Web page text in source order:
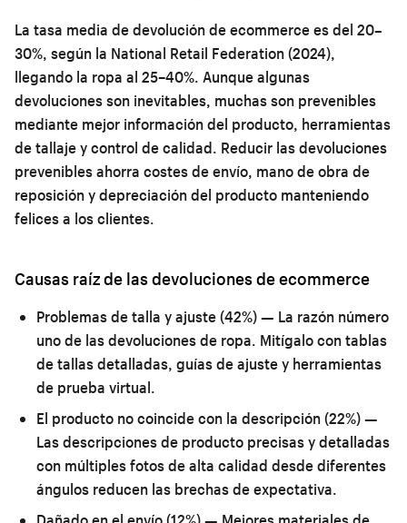
La tasa media de devolución de ecommerce es del 20–
30%, según la National Retail Federation (2024),
llegando la ropa al 25–40%. Aunque algunas
devoluciones son inevitables, muchas son prevenibles
mediante mejor información del producto, herramientas
de tallaje y control de calidad. Reducir las devoluciones
prevenibles ahorra costes de envío, mano de obra de
reposición y depreciación del producto manteniendo
felices a los clientes.
Causas raíz de las devoluciones de ecommerce
Problemas de talla y ajuste (42%)— La razón número
uno de las devoluciones de ropa. Mitígalo con tablas
de tallas detalladas, guías de ajuste y herramientas
de prueba virtual.
El producto no coincide con la descripción (22%)—
Las descripciones de producto precisas y detalladas
con múltiples fotos de alta calidad desde diferentes
ángulos reducen las brechas de expectativa.